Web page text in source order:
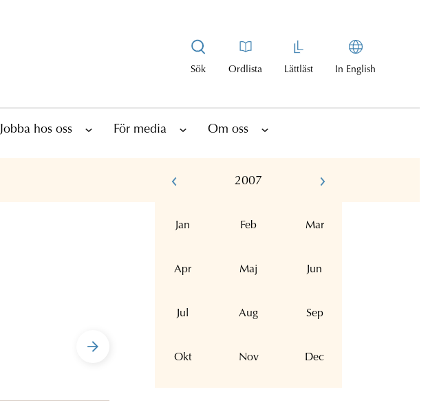
Sök Ordlista Lättläst In English
Jobba hos oss För media Om oss
2007
Jan Feb Mar
Apr Maj Jun
Jul Aug Sep
Okt Nov Dec